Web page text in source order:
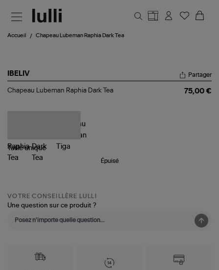
Accueil Chapeau Lubeman Raphia Dark Tea
IBELIV
Chapeau
Partager
Chapeau Lubeman Raphia Dark Tea 75,00 €
Tailleunique
Épuisé
VOTRE CONSEILLÈRE LULLI
Une question sur ce produit ?